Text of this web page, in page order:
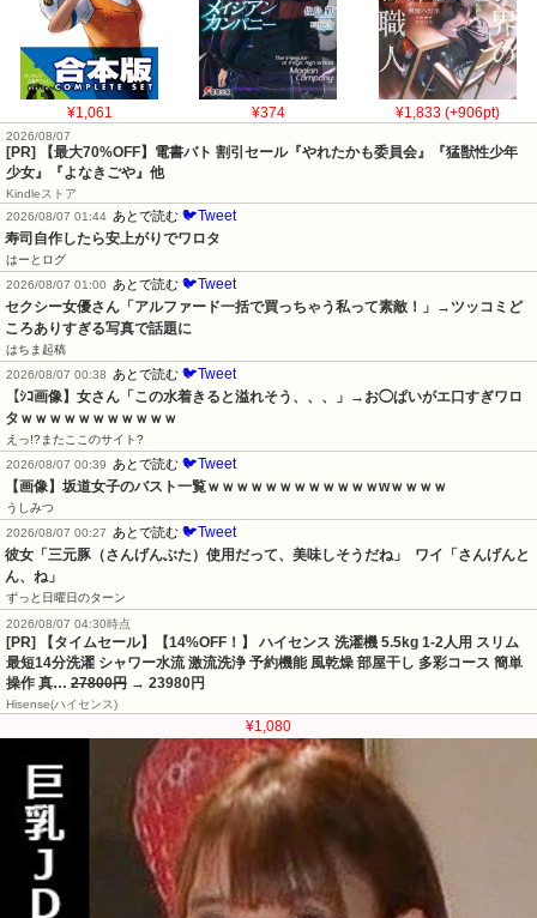
¥1,061 ¥374 ¥1,833 (+906pt)
2026/08/07
[PR]
【最大70%OFF】電書バト 割引セール『やれたかも委員会』『猛獣性少年
少女』『よなきごや』他
Kindleストア
2026/08/07 01:44 あとで読む 🐦Tweet
寿司自作したら安上がりでワロタ
はーとログ
2026/08/07 01:00
あとで読む 🐦Tweet
セクシー女優さん「アルファード一括で買っちゃう私って素敵！」→ツッコミど
ころありすぎる写真で話題に
はちま起稿
2026/08/07 00:38
あとで読む 🐦Tweet
【ｼｺ画像】女さん「この水着きると溢れそう、、、」→お◯ぱいがエ口すぎワロ
タｗｗｗｗｗｗｗｗｗｗｗ
えっ!?またここのサイト?
2026/08/07 00:39
あとで読む 🐦Tweet
【画像】坂道女子のバスト一覧ｗｗｗｗｗｗｗｗｗｗｗｗwｗｗｗｗ
うしみつ
2026/08/07 00:27
あとで読む 🐦Tweet
彼女「三元豚（さんげんぶた）使用だって、美味しそうだね」  ワイ「さんげんと
ん、ね」
ずっと日曜日のターン
2026/08/07 04:30時点
[PR] 【タイムセール】【14%OFF！】 ハイセンス 洗濯機 5.5kg 1-2人用 スリム
最短14分洗濯 シャワー水流 激流洗浄 予約機能 風乾燥 部屋干し 多彩コース 簡単
操作 真… 27800円 → 23980円
Hisense(ハイセンス)